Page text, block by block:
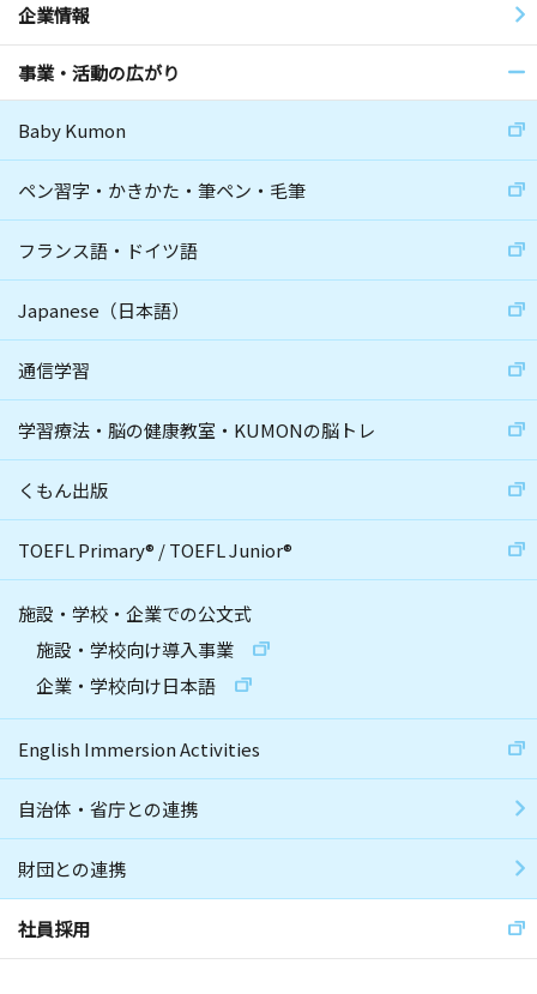
企業情報
事業・活動の広がり
Baby Kumon
ペン習字・かきかた・筆ペン・毛筆
フランス語・ドイツ語
Japanese（日本語）
通信学習
学習療法・脳の健康教室・KUMONの脳トレ
くもん出版
TOEFL Primary® /TOEFL Junior®
施設・学校・企業での公文式
施設・学校向け導入事業
企業・学校向け日本語
English Immersion Activities
自治体・省庁との連携
財団との連携
社員採用